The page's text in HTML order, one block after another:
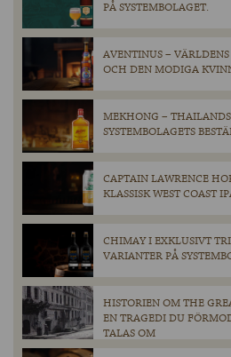
PÅ SYSTEMBOLAGET.
AVENTINUS –
OCH DEN MODIGA
MEKHONG –
SYSTEMBOLAGETS
CAPTAIN LAWRENCE
KLASSISK WEST COAST
CHIMAY I EXKLUSIVT
VARIANTER PÅ
HISTORIEN OM THE
EN TRAGEDI DU
TALAS OM